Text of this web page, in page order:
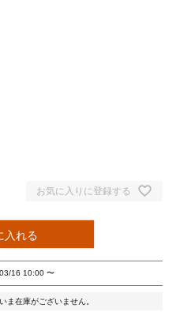
お気に入りに登録する
入れる
16 10:00 〜
ま在庫がございません。